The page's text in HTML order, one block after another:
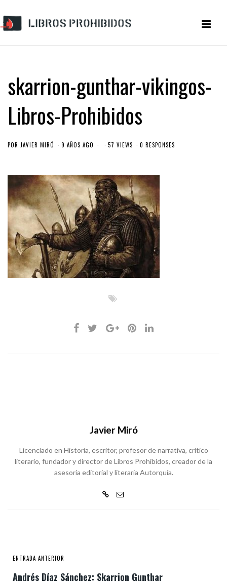
skarrion-gunthar-vikingos-
Libros-Prohibidos
POR JAVIER MIRÓ 9 AÑOS AGO 57 VIEWS 0 RESPONSES
Javier Miró
Licenciado en Historia, escritor, profesor de narrativa, crítico
literario, fundador y director de Libros Prohibidos, creador de la
asesoría editorial y literaria Autorquía.
ENTRADA ANTERIOR
Andrés Díaz Sánchez: Skarrion Gunthar